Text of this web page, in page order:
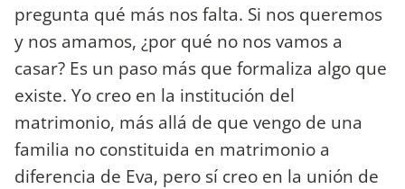
pregunta qué más nos falta. Si nos queremos
y nos amamos, ¿por qué no nos vamos a
casar? Es un paso más que formaliza algo que
existe. Yo creo en la institución del
matrimonio, más allá de que vengo de una
familia no constituida en matrimonio a
diferencia de Eva, pero sí creo en la unión de